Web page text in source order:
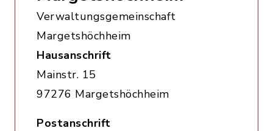
Verwaltungsgemeinschaft
Margetshöchheim
Hausanschrift
Mainstr. 15
97276 Margetshöchheim
Postanschrift